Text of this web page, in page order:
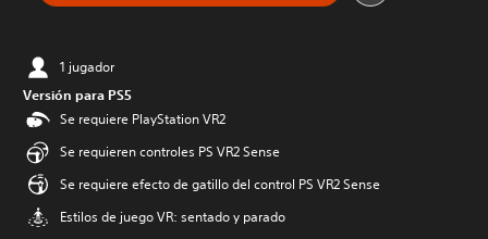
1 jugador
Versión para PS5
Se requiere PlayStation VR2
Se requieren controles PS VR2 Sense
Se requiere efecto de gatillo del control PS VR2 Sense
Estilos de juego VR: sentado y parado